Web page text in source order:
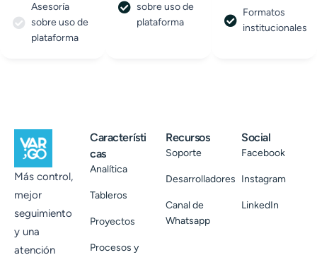
Asesoría
sobre uso de
plataforma
sobre uso de
plataforma
Formatos
institucionales
Más control,
mejor
seguimiento
y una
atención
Característi
cas
Analítica
Tableros
Proyectos
Procesos y
Recursos
Soporte
Desarrolladores
Canal de
Whatsapp
Social
Facebook
Instagram
LinkedIn